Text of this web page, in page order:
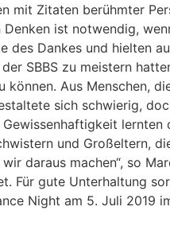
mit Zitaten berühmter
ist notwendig,
Dankes und hielten
SBBS zu meistern
Aus Menschen,
sich schwierig,
lernten
und Großeltern,
daraus machen“, so
Für gute Unterhaltung
Night am 5. Juli 2019